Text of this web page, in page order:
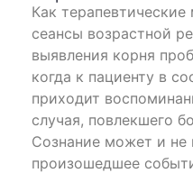
Как
сеансы возрастной
выявления корня
когда к пациенту в
приходит
случая, повлекшего
Сознание может и не
произошедшее